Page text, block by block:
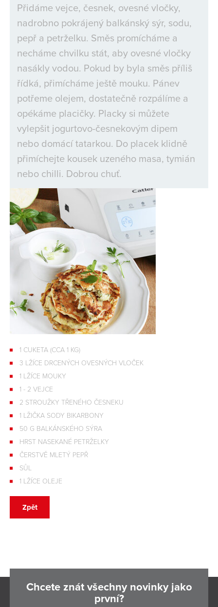
1 CUKETA (CCA 1 KG)
3 LŽÍCE DRCENÝCH OVESNÝCH VLOČEK
1 LŽÍCE MOUKY
1 - 2 VEJCE
2 STROUŽKY TŘENÉHO ČESNEKU
1 LŽIČKA SODY BIKARBONY
50 G BALKÁNSKÉHO SÝRA
HRST NASEKANÉ PETRŽELKY
ČERSTVĚ MLETÝ PEPŘ
SŮL
1 LŽÍCE OLEJE
Přidáme vejce, česnek, ovesné vločky,
nadrobno pokrájený balkánský sýr, sodu,
pepř a petrželku. Směs promícháme a
necháme chvilku stát, aby ovesné vločky
nasákly vodou. Pokud by byla směs příliš
řídká, přimícháme ještě mouku. Pánev
potřeme olejem, dostatečně rozpálíme a
opékáme placičky. Placky si můžete
vylepšit jogurtovo-česnekovým dipem
nebo domácí tatarkou. Do placek klidně
přimíchejte kousek uzeného masa, tymián
nebo chilli. Dobrou chuť.
Zpět
Chcete znát všechny novinky jako
první?